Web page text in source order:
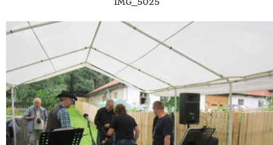
IMG_5025